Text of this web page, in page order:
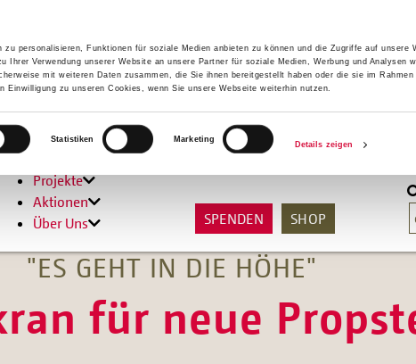
zu personalisieren, Funktionen für soziale Medien anbieten zu können und die Zugriffe auf unsere
Ihrer Verwendung unserer Website an unsere Partner für soziale Medien, Werbung und Analysen
mit weiteren Daten zusammen, die Sie ihnen bereitgestellt haben oder die sie im Rahmen
Einwilligung zu unseren Cookies, wenn Sie unsere Webseite weiterhin nutzen.
Statistiken Marketing
Details zeigen
Hilfen
Projekte
Aktionen
Über Uns
SPENDEN SHOP
"ES GEHT IN DIE HÖHE"
für neue